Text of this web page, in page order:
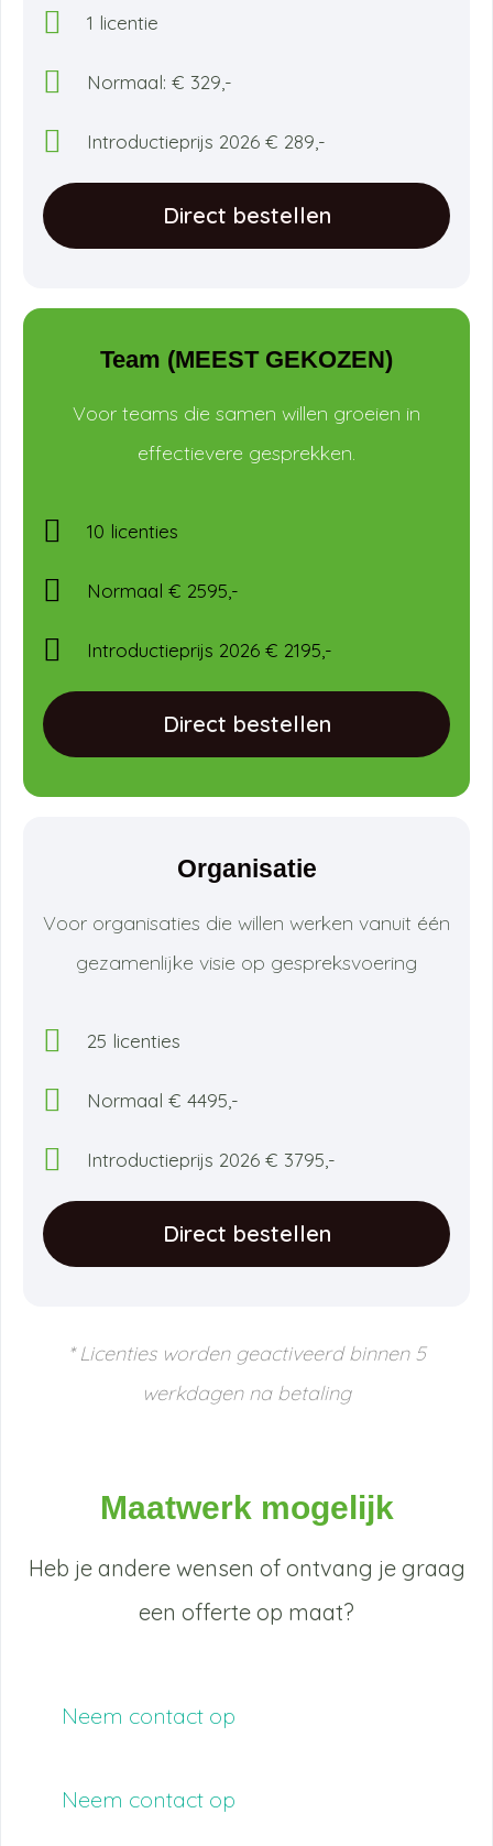
1 licentie
Normaal: € 329,-
Introductieprijs 2026 € 289,-
Direct bestellen
Team (MEEST GEKOZEN)
Voor teams die samen willen groeien in
effectievere gesprekken.
10 licenties
Normaal € 2595,-
Introductieprijs 2026 € 2195,-
Direct bestellen
Organisatie
Voor organisaties die willen werken vanuit één
gezamenlijke visie op gespreksvoering
25 licenties
Normaal € 4495,-
Introductieprijs 2026 € 3795,-
Direct bestellen
* Licenties worden geactiveerd binnen 5
werkdagen na betaling
Maatwerk mogelijk
Heb je andere wensen of ontvang je graag
een offerte op maat?
Neem contact op
Neem contact op